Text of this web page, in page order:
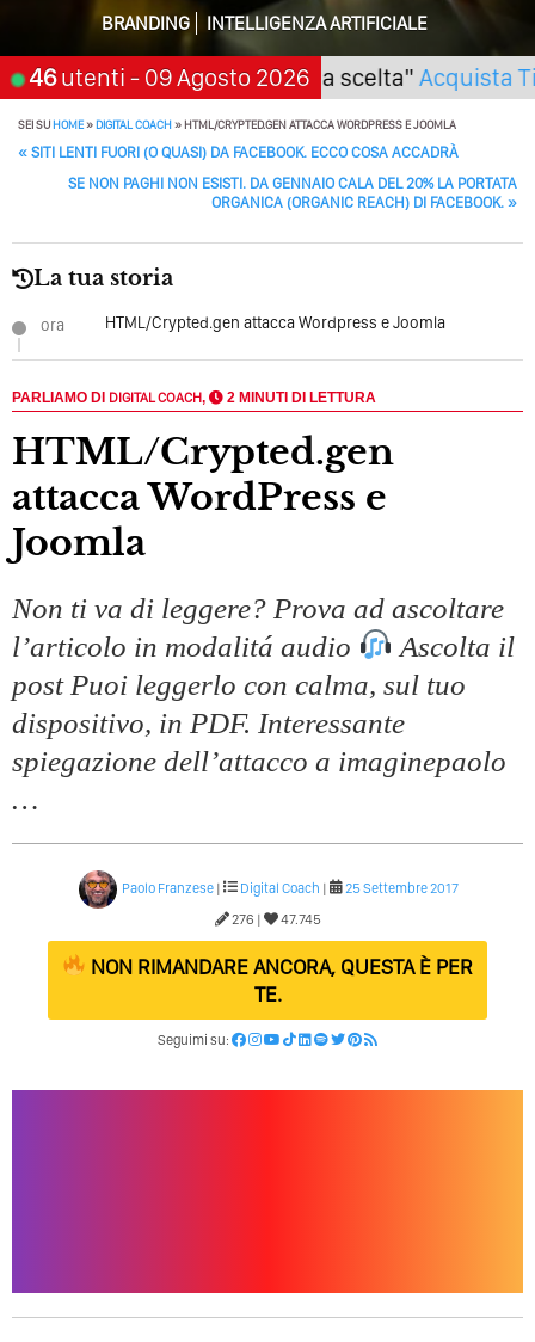
Algoritmi Predittivi
Quale Sarà Il Futuro Della Tua Azienda? Lo Decidi
Adesso Con I Social Media, L’AI E I Contenuti…
Perché Pubblicare Non Basta Più? Contenuti Di Valore O
Solo Rumore…
Perché Non Guadagni Sui Social Media? Probabilmente
Quali Sono Gli Errori Della Comunicazione Politica? Il
Come Promuoversi Nel Wedding? Il Mio Intervento Per
BRANDING
INTELLIGENZA ARTIFICIALE
46utenti - 09 Agosto 2026
Seminario "SarAI tu la scelta"Acquista Ticket
SEI SUHOME»DIGITAL COACH»HTML/CRYPTED.GEN ATTACCA WORDPRESS E JOOMLA
POST NAVIGATION
« SITI LENTI FUORI (O QUASI) DA FACEBOOK. ECCO COSA ACCADRÀ
SE NON PAGHI NON ESISTI. DA GENNAIO CALA DEL 20% LA PORTATA
ORGANICA (ORGANIC REACH) DI FACEBOOK. »
La tua storia
ora HTML/Crypted.gen attacca Wordpress e Joomla
PARLIAMO DI DIGITAL COACH, 2 MINUTI DI LETTURA
HTML/Crypted.gen
attacca WordPress e
Joomla
Non ti va di leggere? Prova ad ascoltare
l’articolo in modalitá audio
Ascolta il
post Puoi leggerlo con calma, sul tuo
dispositivo, in PDF. Interessante
spiegazione dell’attacco a imaginepaolo
…
Paolo Franzese | Digital Coach |
25 Settembre 2017
276 |
47.745
NON RIMANDARE ANCORA, QUESTA È PER
TE.
Seguimi su: